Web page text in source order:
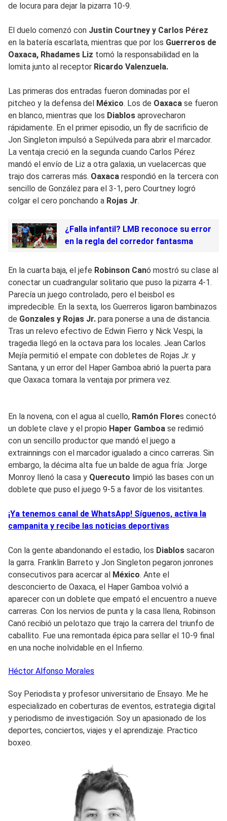
de locura para dejar la pizarra 10-9.
El duelo comenzó con Justin Courtney y Carlos Pérez
en la batería escarlata, mientras que por los Guerreros de
Oaxaca, Rhadames Liz tomó la responsabilidad en la
lomita junto al receptor Ricardo Valenzuela.
Las primeras dos entradas fueron dominadas por el
pitcheo y la defensa del México. Los de Oaxaca se fueron
en blanco, mientras que los Diablos aprovecharon
rápidamente. En el primer episodio, un fly de sacrificio de
Jon Singleton impulsó a Sepúlveda para abrir el marcador.
La ventaja creció en la segunda cuando Carlos Pérez
mandó el envío de Liz a otra galaxia, un vuelacercas que
trajo dos carreras más. Oaxaca respondió en la tercera con
sencillo de González para el 3-1, pero Courtney logró
colgar el cero ponchando a Rojas Jr.
¿Falla infantil? LMB reconoce su error
en la regla del corredor fantasma
En la cuarta baja, el jefe Robinson Canó mostró su clase al
conectar un cuadrangular solitario que puso la pizarra 4-1.
Parecía un juego controlado, pero el beisbol es
impredecible. En la sexta, los Guerreros ligaron bambinazos
de Gonzales y Rojas Jr. para ponerse a una de distancia.
Tras un relevo efectivo de Edwin Fierro y Nick Vespi, la
tragedia llegó en la octava para los locales. Jean Carlos
Mejía permitió el empate con dobletes de Rojas Jr. y
Santana, y un error del Haper Gamboa abrió la puerta para
que Oaxaca tomara la ventaja por primera vez.
En la novena, con el agua al cuello, Ramón Flores conectó
un doblete clave y el propio Haper Gamboa se redimió
con un sencillo productor que mandó el juego a
extrainnings con el marcador igualado a cinco carreras. Sin
embargo, la décima alta fue un balde de agua fría: Jorge
Monroy llenó la casa y Querecuto limpió las bases con un
doblete que puso el juego 9-5 a favor de los visitantes.
¡Ya tenemos canal de WhatsApp! Síguenos, activa la
campanita y recibe las noticias deportivas
Con la gente abandonando el estadio, los Diablos sacaron
la garra. Franklin Barreto y Jon Singleton pegaron jonrones
consecutivos para acercar al México. Ante el
desconcierto de Oaxaca, el Haper Gamboa volvió a
aparecer con un doblete que empató el encuentro a nueve
carreras. Con los nervios de punta y la casa llena, Robinson
Canó recibió un pelotazo que trajo la carrera del triunfo de
caballito. Fue una remontada épica para sellar el 10-9 final
en una noche inolvidable en el Infierno.
Héctor Alfonso Morales
Soy Periodista y profesor universitario de Ensayo. Me he
especializado en coberturas de eventos, estrategia digital
y periodismo de investigación. Soy un apasionado de los
deportes, conciertos, viajes y el aprendizaje. Practico
boxeo.